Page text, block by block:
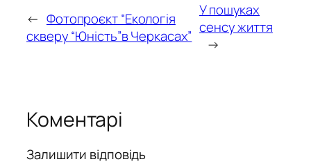
← Фотопроєкт “Екологія
скверу “Юність”в Черкасах”
У пошуках
сенсу життя
→
Коментарі
Залишити відповідь